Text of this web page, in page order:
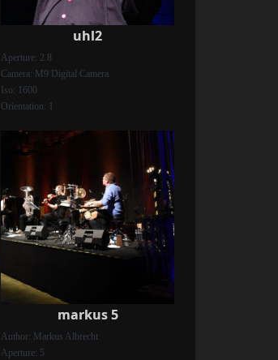
uhl2
Aperture: 2.8
Camera: M9 Digital Camera
Iso: 1600
Orientation: 1
markus 5
Author: Markus Albrecht
Aperture: 5